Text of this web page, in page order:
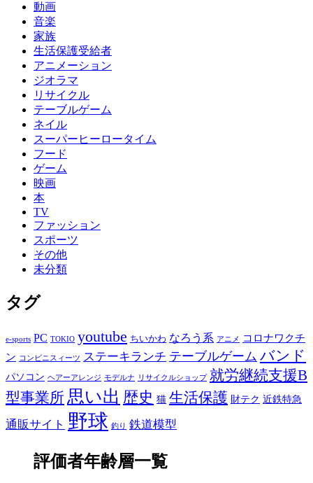
動画
音楽
家族
生活保護受給者
アニメーション
ジオラマ
リサイクル
テーブルゲーム
ネイル
スーパーヒーロータイム
フード
ゲーム
映画
本
TV
ファッション
スポーツ
その他
未分類
タグ
e-sports PC TOKIO youtube ちいかわ なろう系 アニメ
コロナワクチ
ン
コンビニスィーツ ステーキランチ テーブルゲーム バンド
パソコン ヘアーアレンジ モデルナ リサイクルショップ 就労継続支援B
型事業所 思い出 歴史 猫 生活保護 財テク 近鉄特急
通販サイト 野球 釣り 鉄道模型
評価者年齢層一覧